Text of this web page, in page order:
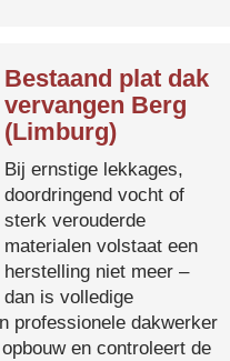
Bestaand plat dak
vervangen Berg
(Limburg)
Bij ernstige lekkages,
doordringend vocht of
sterk verouderde
materialen volstaat een
herstelling niet meer –
dan is volledige
professionele dakwerker
en controleert de